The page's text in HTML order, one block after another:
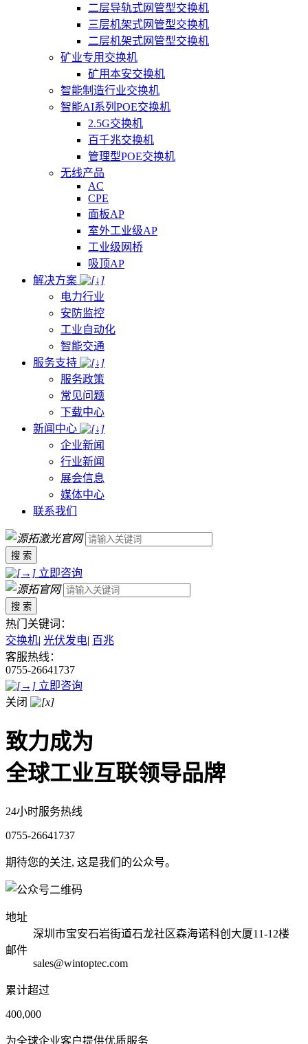
二层导轨式网管型交换机
三层机架式网管型交换机
二层机架式网管型交换机
矿业专用交换机
矿用本安交换机
智能制造行业交换机
智能AI系列POE交换机
2.5G交换机
百千兆交换机
管理型POE交换机
无线产品
AC
CPE
面板AP
室外工业级AP
工业级网桥
吸顶AP
解决方案
电力行业
安防监控
工业自动化
智能交通
服务支持
服务政策
常见问题
下载中心
新闻中心
企业新闻
行业新闻
展会信息
媒体中心
联系我们
搜 索
立即咨询
搜 索
热门关键词：
交换机| 光伏发电| 百兆
客服热线：
0755-26641737
立即咨询
关闭
致力成为
全球工业互联领导品牌
24小时服务热线
0755-26641737
期待您的关注, 这是我们的公众号。
地址
深圳市宝安石岩街道石龙社区森海诺科创大厦11-12楼
邮件
sales@wintoptec.com
累计超过
400,000
为全球企业客户提供优质服务